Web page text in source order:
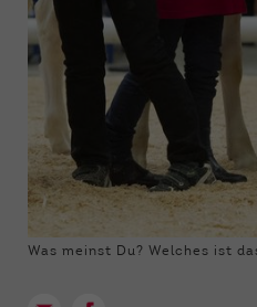
Was meinst Du? Welches ist